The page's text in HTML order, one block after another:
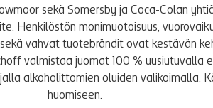
sekä Somersby ja Coca-Colan
Henkilöstön monimuotoisuus,
vahvat tuotebrändit ovat kestävän
valmistaa juomat 100 % uusiutuvalla
alkoholittomien oluiden valikoimalla.
huomiseen.